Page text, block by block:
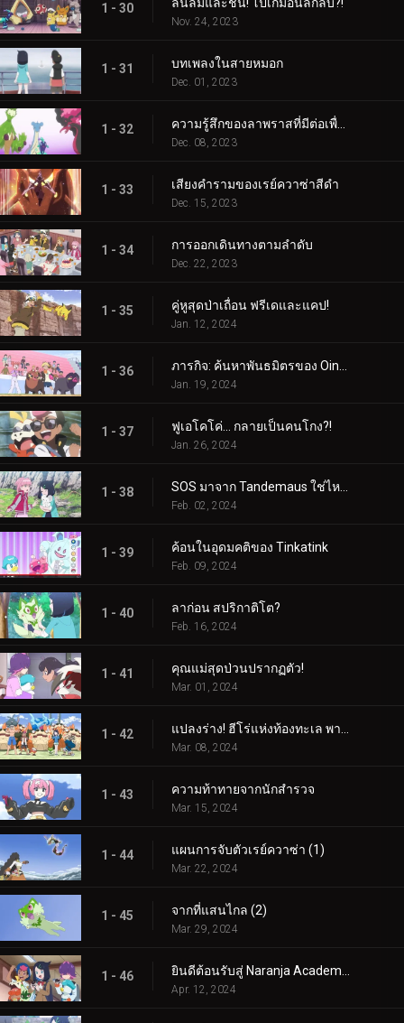
1 - 30
Nov. 24, 2023
1 - 31 บทเพลงในสายหมอก
Dec. 01, 2023
1 - 32
Dec. 08, 2023
1 - 33 เสียงคำรามของเรย์ควาซ่าสีดำ
Dec. 15, 2023
1 - 34 การออกเดินทางตามลำดับ
Dec. 22, 2023
1 - 35 คู่หูสุดป่าเถื่อน ฟรีเดและแคป!
Jan. 12, 2024
1 - 36
Jan. 19, 2024
1 - 37 ฟูเอโคโค่... กลายเป็นคนโกง?!
Jan. 26, 2024
1 - 38
Feb. 02, 2024
1 - 39 ค้อนในอุดมคติของ Tinkatink
Feb. 09, 2024
1 - 40 ลาก่อน สปริกาติโต?
Feb. 16, 2024
1 - 41 คุณแม่สุดป่วนปรากฏตัว!
Mar. 01, 2024
1 - 42
Mar. 08, 2024
1 - 43 ความท้าทายจากนักสำรวจ
Mar. 15, 2024
1 - 44 แผนการจับตัวเรย์ควาซ่า (1)
Mar. 22, 2024
1 - 45 จากที่แสนไกล (2)
Mar. 29, 2024
1 - 46
Apr. 12, 2024